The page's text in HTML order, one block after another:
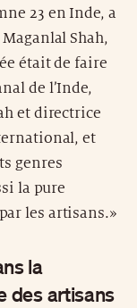
23 en Inde, a
Shah,
était de faire
de l’Inde,
et directrice
et
genres
la pure
les artisans.»
la
des artisans